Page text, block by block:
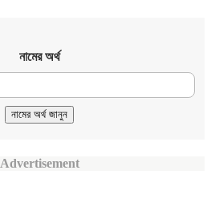
নামের অর্থ
Advertisement